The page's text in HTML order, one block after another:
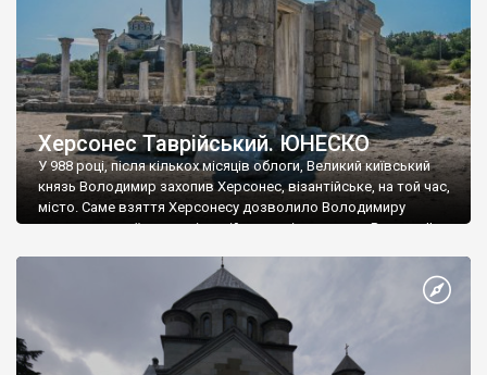
Херсонес Таврійський. ЮНЕСКО
У 988 році, після кількох місяців облоги, Великий київський
князь Володимир захопив Херсонес, візантійське, на той час,
місто. Саме взяття Херсонесу дозволило Володимиру
диктувати свої умови візантійському імператору Василю ІІ, та
Херсонесі Володимир-язичник, став Василем-християнином.
А потім було Хрещення Русі. На честь Херсонесу Таврійського